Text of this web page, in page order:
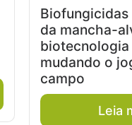
da mancha-
biotecnologia
mudando o
campo
Leia